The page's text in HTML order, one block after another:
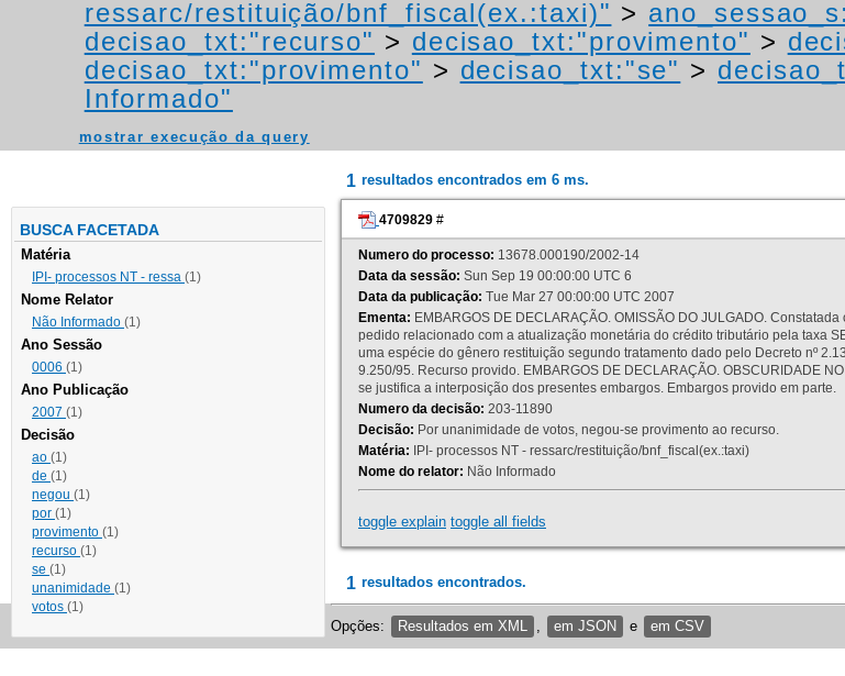
ressarc/restituição/bnf_fiscal(ex.:taxi)" >
decisao_txt:"recurso" > decisao_txt:"provimento" >
decisao_txt:"provimento" > decisao_txt:"se" >
Informado"
mostrar execução da query
BUSCA FACETADA
Matéria
IPI- processos NT - ressa (1)
Nome Relator
Não Informado (1)
Ano Sessão
0006 (1)
Ano Publicação
2007 (1)
Decisão
ao (1)
de (1)
negou (1)
por (1)
provimento (1)
recurso (1)
se (1)
unanimidade (1)
votos (1)
1 resultados encontrados em 6 ms.
4709829 #
Numero do processo: 13678.000190/2002-14
Data da sessão: Sun Sep 19 00:00:00 UTC 6
Data da publicação: Tue Mar 27 00:00:00 UTC 2007
Ementa: EMBARGOS DE DECLARAÇÃO. OMISSÃO DO JULGADO.
pedido relacionado com a atualização monetária do crédito tributário pela taxa
uma espécie do gênero restituição segundo tratamento dado pelo Decreto nº
9.250/95. Recurso provido. EMBARGOS DE DECLARAÇÃO. OBSCURIDADE
se justifica a interposição dos presentes embargos. Embargos provido em parte.
Numero da decisão: 203-11890
Decisão: Por unanimidade de votos, negou-se provimento ao recurso.
Matéria: IPI- processos NT - ressarc/restituição/bnf_fiscal(ex.:taxi)
Nome do relator: Não Informado
toggle explain toggle all fields
1 resultados encontrados.
Opções: Resultados em XML em JSON e em CSV